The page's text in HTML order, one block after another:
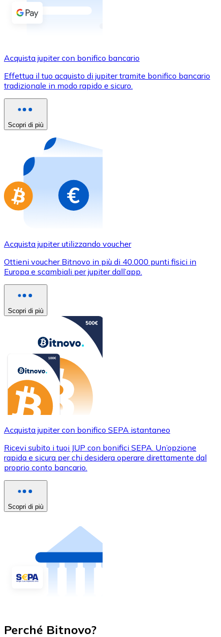
Bonifico SEPA
Usa le carte Visa e Mastercard per acquistare
Acquista con carta
Acquista gift card dei tuoi marchi preferiti con
Vai al negozio di carte regalo
Acquista jupiter con bonifico bancario
Effettua il tuo acquisto di jupiter tramite bonifico bancario
tradizionale in modo rapido e sicuro.
Scopri di più
Acquista jupiter utilizzando voucher
Ottieni voucher Bitnovo in più di 40.000 punti fisici in
Europa e scambiali per jupiter dall’app.
Scopri di più
Acquista jupiter con bonifico SEPA istantaneo
Ricevi subito i tuoi JUP con bonifici SEPA. Un’opzione
rapida e sicura per chi desidera operare direttamente dal
proprio conto bancario.
Scopri di più
Perché Bitnovo?